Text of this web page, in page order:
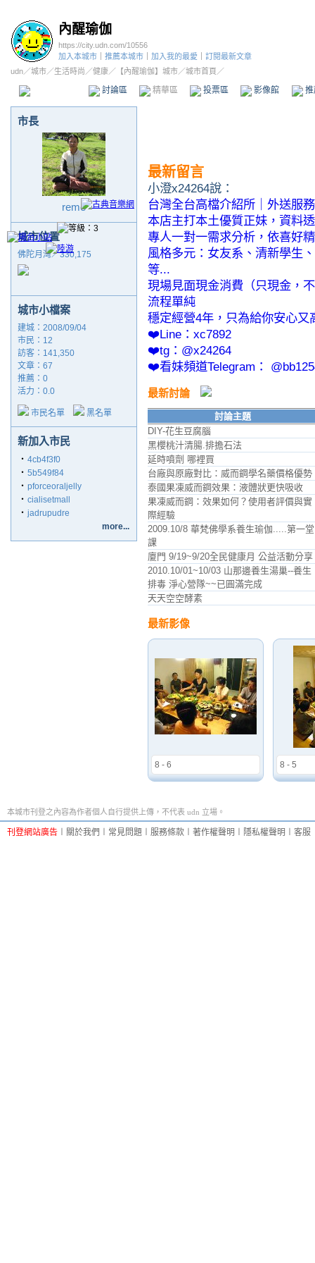
內醒瑜伽
https://city.udn.com/10556
加入本城市
推薦本城市 加入我的最愛
訂閱最新文章
udn／城市／生活時尚 ／健康／ 【內醒瑜伽】城市／城市首頁／
討論區 精華區 投票區 影像館
市長
reme
城市位置
佛陀月灣／330,175
城市小檔案
建城：2008/09/04
市民：12
訪客：141,350
文章：67
推薦： 0
活力：0.0
市民名單 黑名單
新加入市民
‧ 4cb4f3f0
‧ 5b549f84
‧ pforceoraljelly
‧ cialisetmall
‧ jadrupudre
more...
最新留言
小澄x24264說：
台灣全台高檔介紹所｜外送服
本店主打本土優質正妹，資料
專人一對一需求分析，依喜好
風格多元：女友系、清新學生
等...
現場見面現金消費（只現金，
流程單純
穩定經營4年，只為給你安心又
❤️Line：xc7892
❤️tg：@x24264
❤️看妹頻道Telegram：
最新討論
討論主題
DIY-花生豆腐腦
黑櫻桃汁清腸.排擔石法
延時噴劑 哪裡買
台廠與原廠對比：威而鋼學名藥價格優勢
泰國果凍威而鋼效果：液體狀更快吸收
果凍威而鋼：效果如何？使用者評價與實
際經驗
2009.10/8 華梵佛學系養生瑜伽.....第一堂
課
廈門 9/19~9/20全民健康月 公益活動分享
2010.10/01~10/03 山那邊養生湯巢--養生
排毒 淨心營隊~~已圓滿完成
天天空空酵素
最新影像
8 - 6 8 - 5
本城市刊登之內容為作者個人自行提供上傳，不代表 udn 立場。
刊登網站廣告 關於我們 常見問題 服務條款 著作權聲明 隱私權聲明 客服